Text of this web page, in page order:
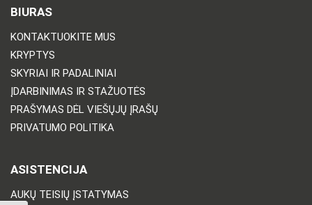
BIURAS
KONTAKTUOKITE MUS
KRYPTYS
SKYRIAI IR PADALINIAI
ĮDARBINIMAS IR STAŽUOTĖS
PRAŠYMAS DĖL VIEŠŲJŲ ĮRAŠŲ
PRIVATUMO POLITIKA
ASISTENCIJA
AUKŲ TEISIŲ ĮSTATYMAS